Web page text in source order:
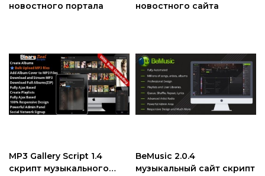
новостного портала
новостного сайта
MP3 Gallery Script 1.4
скрипт музыкального
BeMusic 2.0.4
музыкальный сайт скрипт